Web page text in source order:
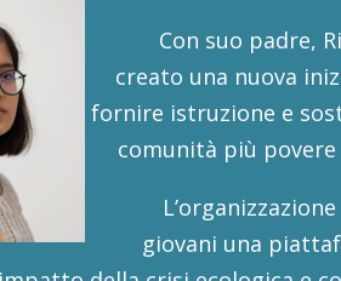
Con suo padre,
creato una nuova
fornire istruzione e
comunità più povere
giovani una